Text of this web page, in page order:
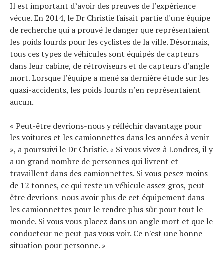
Il est important d’avoir des preuves de l’expérience
vécue. En 2014, le Dr Christie faisait partie d'une équipe
de recherche qui a prouvé le danger que représentaient
les poids lourds pour les cyclistes de la ville. Désormais,
tous ces types de véhicules sont équipés de capteurs
dans leur cabine, de rétroviseurs et de capteurs d'angle
mort. Lorsque l’équipe a mené sa dernière étude sur les
quasi-accidents, les poids lourds n’en représentaient
aucun.
« Peut-être devrions-nous y réfléchir davantage pour
les voitures et les camionnettes dans les années à venir
», a poursuivi le Dr Christie. « Si vous vivez à Londres, il y
a un grand nombre de personnes qui livrent et
travaillent dans des camionnettes. Si vous pesez moins
de 12 tonnes, ce qui reste un véhicule assez gros, peut-
être devrions-nous avoir plus de cet équipement dans
les camionnettes pour le rendre plus sûr pour tout le
monde. Si vous vous placez dans un angle mort et que le
conducteur ne peut pas vous voir. Ce n'est une bonne
situation pour personne. »